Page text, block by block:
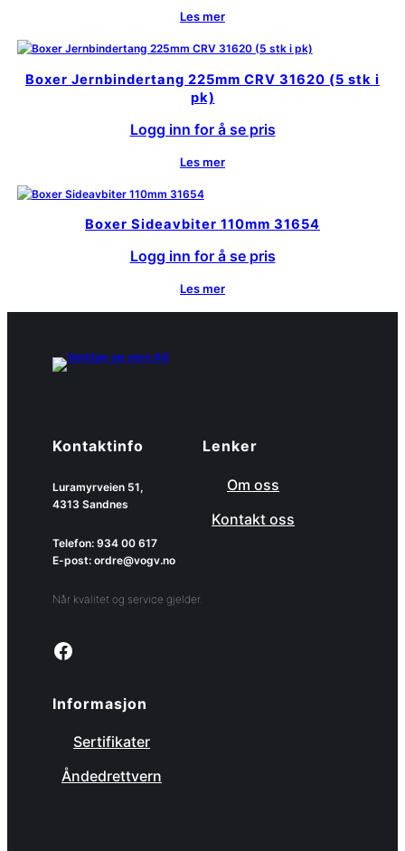
Les mer
Boxer Jernbindertang 225mm CRV 31620 (5 stk i
pk)
Logg inn for å se pris
Les mer
Boxer Sideavbiter 110mm 31654
Logg inn for å se pris
Les mer
Kontaktinfo
Luramyrveien 51,
4313 Sandnes
Telefon: 934 00 617
E-post: ordre@vogv.no
Når kvalitet og service gjelder.
Link to facebook page
Lenker
Om oss
Kontakt oss
Informasjon
Sertifikater
Åndedrettvern